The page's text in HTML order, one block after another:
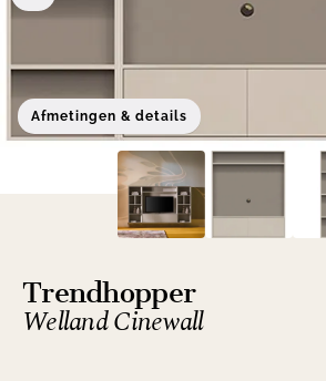
Afmetingen & details
Trendhopper
Welland Cinewall